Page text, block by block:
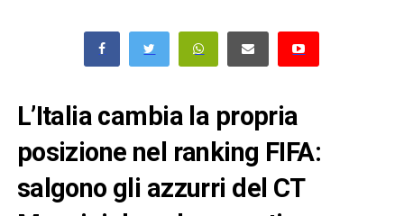
L’Italia cambia la propria
posizione nel ranking FIFA:
salgono gli azzurri del CT